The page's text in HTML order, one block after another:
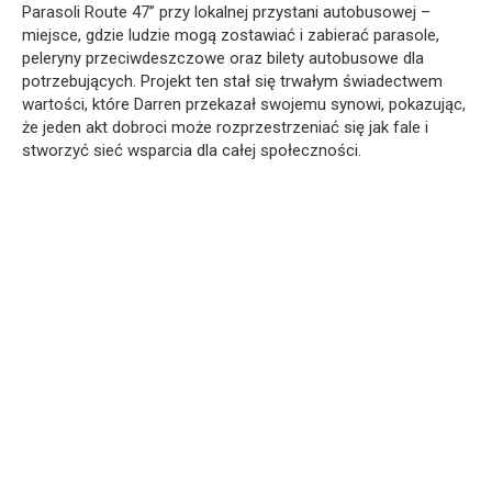
Parasoli Route 47” przy lokalnej przystani autobusowej –
miejsce, gdzie ludzie mogą zostawiać i zabierać parasole,
peleryny przeciwdeszczowe oraz bilety autobusowe dla
potrzebujących. Projekt ten stał się trwałym świadectwem
wartości, które Darren przekazał swojemu synowi, pokazując,
że jeden akt dobroci może rozprzestrzeniać się jak fale i
stworzyć sieć wsparcia dla całej społeczności.